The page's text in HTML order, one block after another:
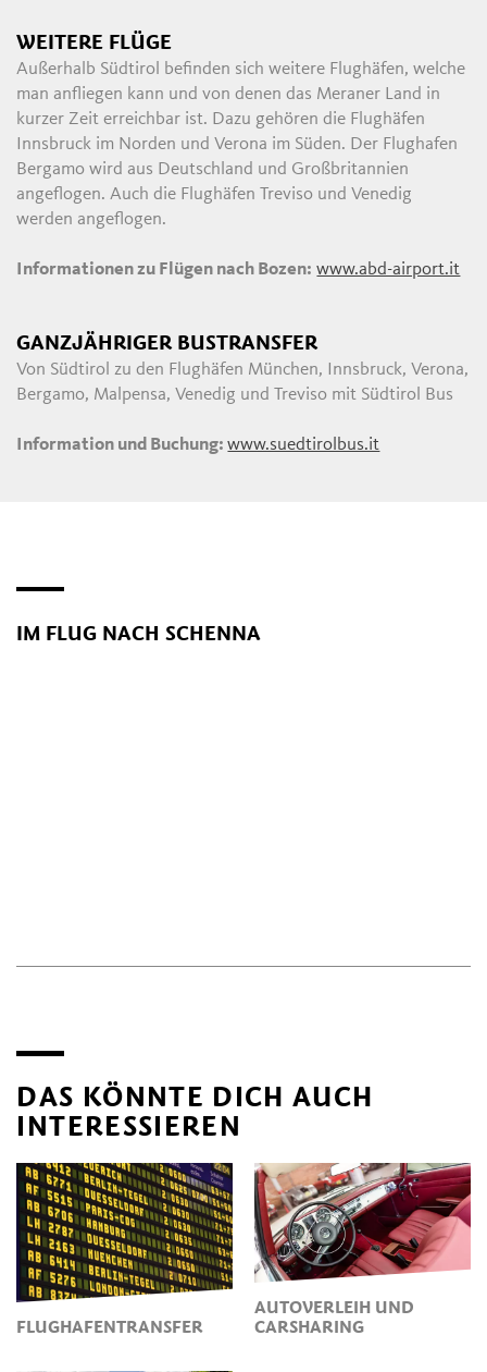
WEITERE FLÜGE
Außerhalb Südtirol befinden sich weitere Flughäfen, welche
man anfliegen kann und von denen das Meraner Land in
kurzer Zeit erreichbar ist. Dazu gehören die Flughäfen
Innsbruck im Norden und Verona im Süden. Der Flughafen
Bergamo wird aus Deutschland und Großbritannien
angeflogen. Auch die Flughäfen Treviso und Venedig
werden angeflogen.
Informationen zu Flügen nach Bozen: www.abd-airport.it
GANZJÄHRIGER BUSTRANSFER
Von Südtirol zu den Flughäfen München, Innsbruck, Verona,
Bergamo, Malpensa, Venedig und Treviso mit Südtirol Bus
Information und Buchung:www.suedtirolbus.it
IM FLUG NACH SCHENNA
DAS KÖNNTE DICH AUCH
INTERESSIEREN
FLUGHAFENTRANSFER
AUTOVERLEIH UND
CARSHARING